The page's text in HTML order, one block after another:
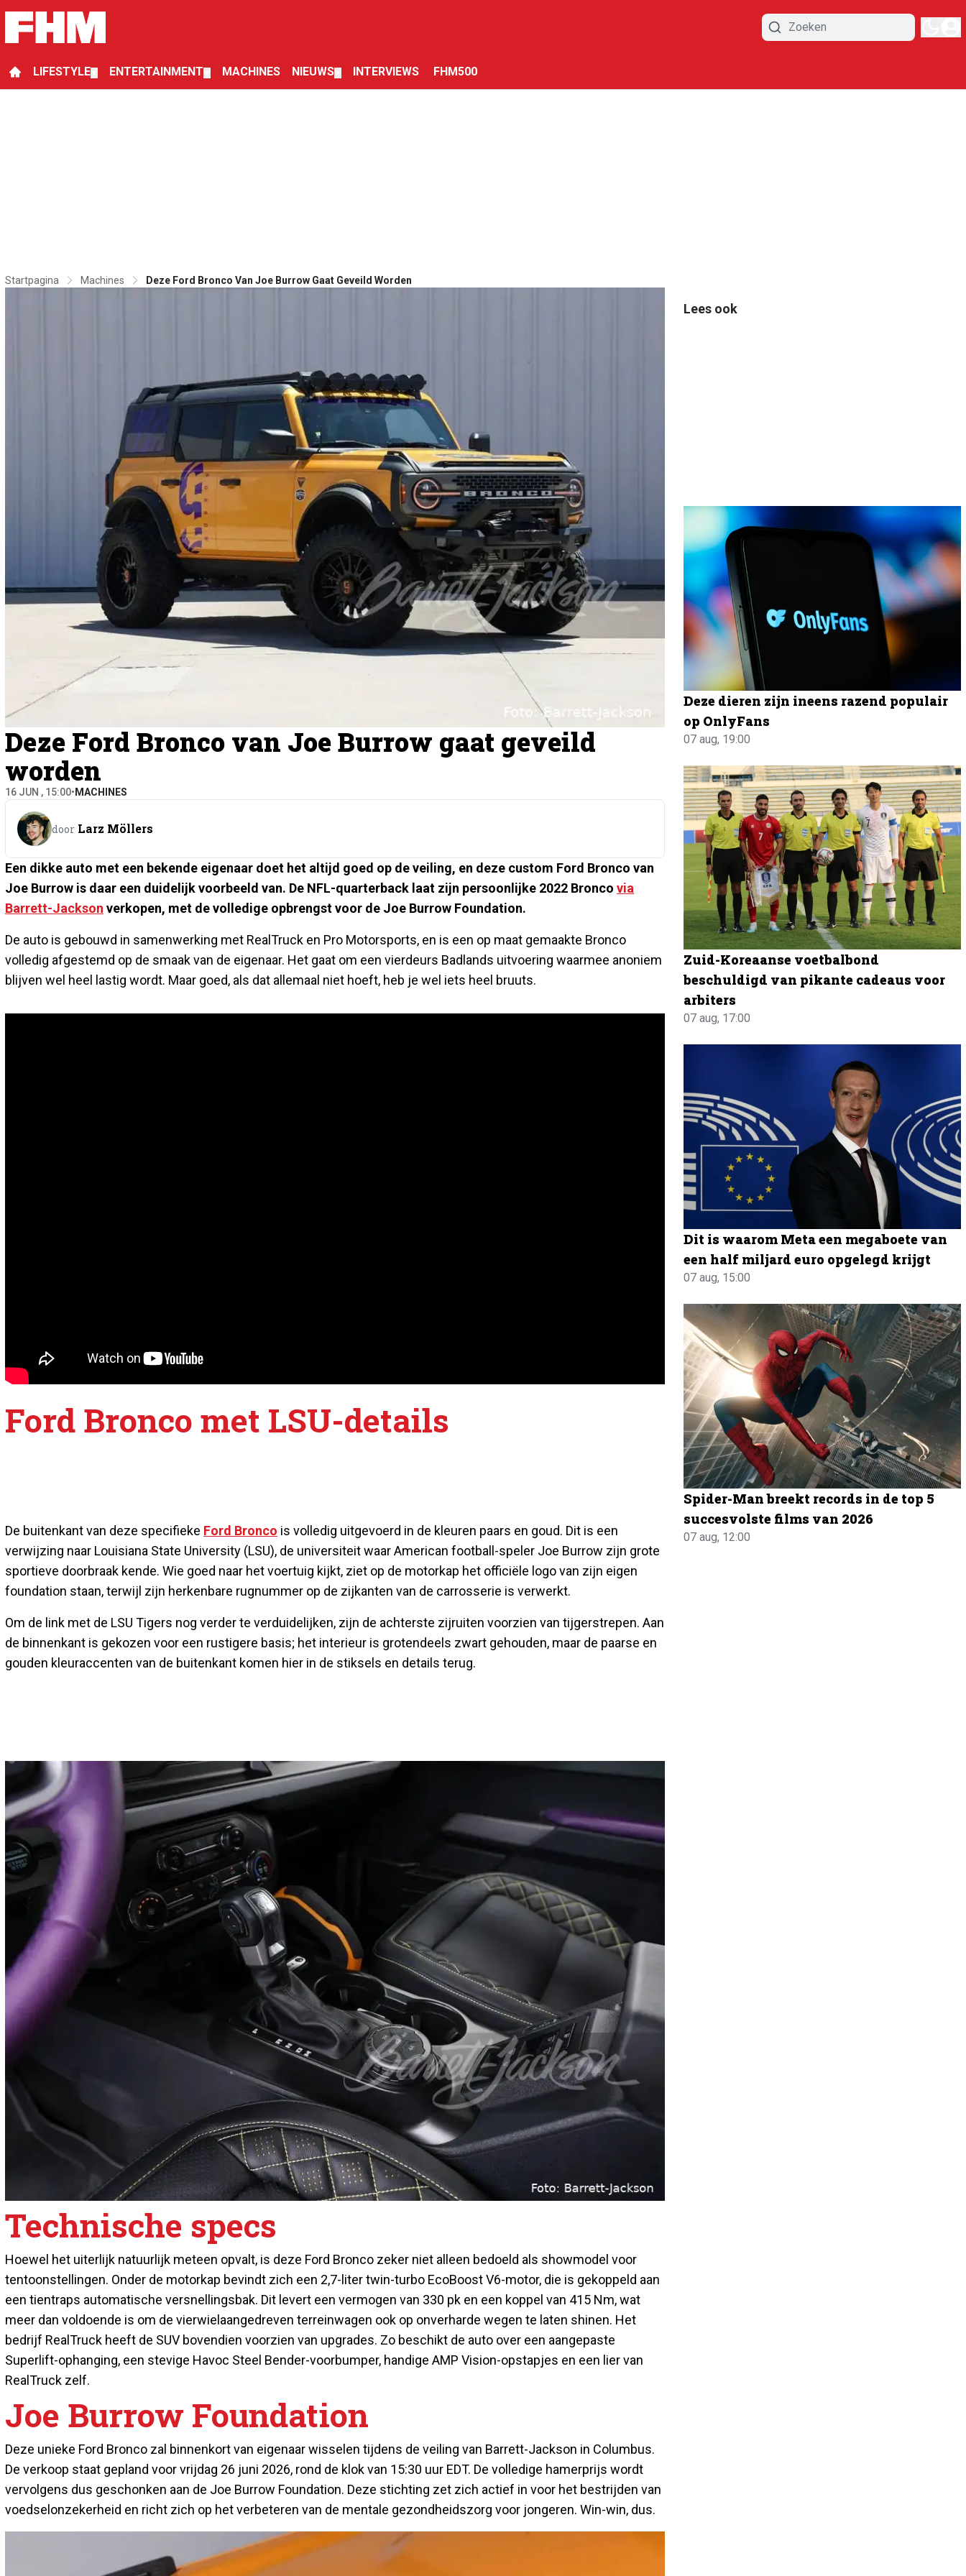
LIFESTYLE ENTERTAINMENT MACHINES NIEUWS INTERVIEWS FHM500
Startpagina Machines Deze Ford Bronco Van Joe Burrow Gaat Geveild Worden
Deze Ford Bronco van Joe Burrow gaat geveild
worden
16 JUN , 15:00• MACHINES
door Larz Möllers
Een dikke auto met een bekende eigenaar doet het altijd goed op de veiling, en deze custom Ford Bronco van
Joe Burrow is daar een duidelijk voorbeeld van. De NFL-quarterback laat zijn persoonlijke 2022 Bronco via
Barrett-Jackson verkopen, met de volledige opbrengst voor de Joe Burrow Foundation.
De auto is gebouwd in samenwerking met RealTruck en Pro Motorsports, en is een op maat gemaakte Bronco
volledig afgestemd op de smaak van de eigenaar. Het gaat om een vierdeurs Badlands uitvoering waarmee anoniem
blijven wel heel lastig wordt. Maar goed, als dat allemaal niet hoeft, heb je wel iets heel bruuts.
Ford Bronco met LSU-details
De buitenkant van deze specifieke Ford Bronco is volledig uitgevoerd in de kleuren paars en goud. Dit is een
verwijzing naar Louisiana State University (LSU), de universiteit waar American football-speler Joe Burrow zijn grote
sportieve doorbraak kende. Wie goed naar het voertuig kijkt, ziet op de motorkap het officiële logo van zijn eigen
foundation staan, terwijl zijn herkenbare rugnummer op de zijkanten van de carrosserie is verwerkt.
Om de link met de LSU Tigers nog verder te verduidelijken, zijn de achterste zijruiten voorzien van tijgerstrepen. Aan
de binnenkant is gekozen voor een rustigere basis; het interieur is grotendeels zwart gehouden, maar de paarse en
gouden kleuraccenten van de buitenkant komen hier in de stiksels en details terug.
Technische specs
Hoewel het uiterlijk natuurlijk meteen opvalt, is deze Ford Bronco zeker niet alleen bedoeld als showmodel voor
tentoonstellingen. Onder de motorkap bevindt zich een 2,7-liter twin-turbo EcoBoost V6-motor, die is gekoppeld aan
een tientraps automatische versnellingsbak. Dit levert een vermogen van 330 pk en een koppel van 415 Nm, wat
meer dan voldoende is om de vierwielaangedreven terreinwagen ook op onverharde wegen te laten shinen. Het
bedrijf RealTruck heeft de SUV bovendien voorzien van upgrades. Zo beschikt de auto over een aangepaste
Superlift-ophanging, een stevige Havoc Steel Bender-voorbumper, handige AMP Vision-opstapjes en een lier van
RealTruck zelf.
Joe Burrow Foundation
Deze unieke Ford Bronco zal binnenkort van eigenaar wisselen tijdens de veiling van Barrett-Jackson in Columbus.
De verkoop staat gepland voor vrijdag 26 juni 2026, rond de klok van 15:30 uur EDT. De volledige hamerprijs wordt
vervolgens dus geschonken aan de Joe Burrow Foundation. Deze stichting zet zich actief in voor het bestrijden van
voedselonzekerheid en richt zich op het verbeteren van de mentale gezondheidszorg voor jongeren. Win-win, dus.
Lees ook
Deze dieren zijn ineens razend populair
op OnlyFans
07 aug, 19:00
Zuid-Koreaanse voetbalbond
beschuldigd van pikante cadeaus voor
arbiters
07 aug, 17:00
Dit is waarom Meta een megaboete van
een half miljard euro opgelegd krijgt
07 aug, 15:00
Spider-Man breekt records in de top 5
succesvolste films van 2026
07 aug, 12:00